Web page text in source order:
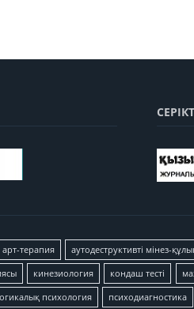
арт-терапия аутодеструктивті мінез-
кинезиология кондаш тесті
психология психодиагностика